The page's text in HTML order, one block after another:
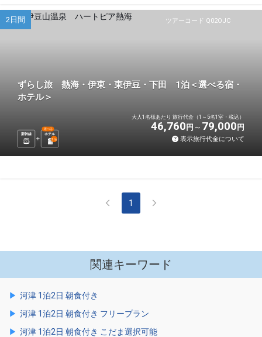
ツアーコード Q02OJC
2日間
ずらし旅 熱海・伊東・東伊豆・下田 1泊＜選べる宿・
ホテル＞
新幹線 ホテル
選べる
1 泊
大人1名様あたり 旅行代金（1～5名1室・税込）
46,760 円 79,000 円
表示旅行代金について
1
関連キーワード
河津 1泊2日 朝食付き
河津 1泊2日 朝食付き フリープラン
河津 1泊2日 朝食付き こだま選択可能